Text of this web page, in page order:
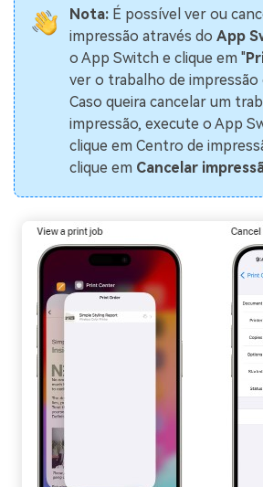
Nota:É possível ver ou
impressão através do App
o App Switch e clique em "
ver o trabalho de impressão
Caso queira cancelar um
impressão, execute o App
clique em Centro de
clique em Cancelar